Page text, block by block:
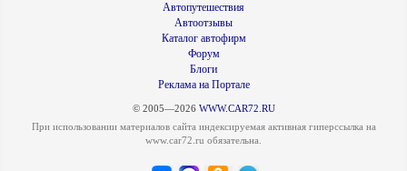
Автопутешествия
Автоотзывы
Каталог автофирм
Форум
Блоги
Реклама на Портале
© 2005—2026 WWW.CAR72.RU
При использовании материалов сайта индексируемая активная гиперссылка на
www.car72.ru обязательна.